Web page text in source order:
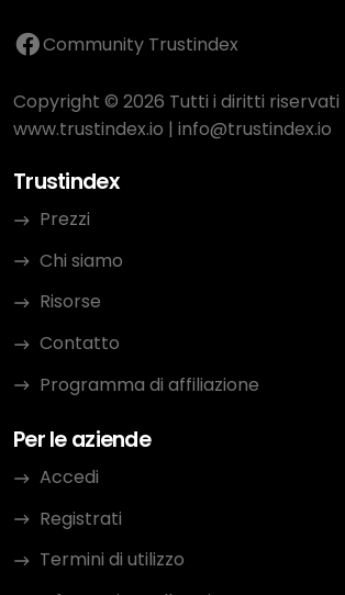
Community Trustindex
Copyright © 2026 Tutti i diritti riservati
www.trustindex.io | info@trustindex.io
Trustindex
Prezzi
Chi siamo
Risorse
Contatto
Programma di affiliazione
Per le aziende
Accedi
Registrati
Termini di utilizzo